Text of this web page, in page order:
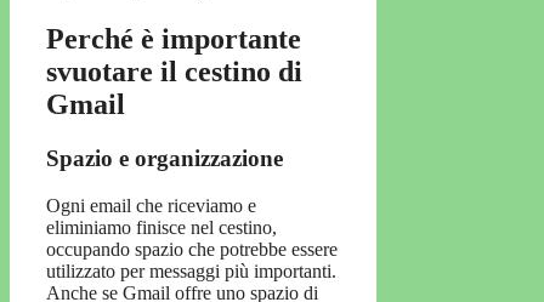
Perché è importante
svuotare il cestino di
Gmail
Spazio e organizzazione
Ogni email che riceviamo e
eliminiamo finisce nel cestino,
occupando spazio che potrebbe essere
utilizzato per messaggi più importanti.
Anche se Gmail offre uno spazio di